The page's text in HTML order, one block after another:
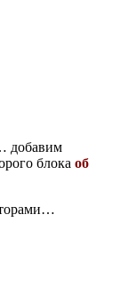
добавим
блока об